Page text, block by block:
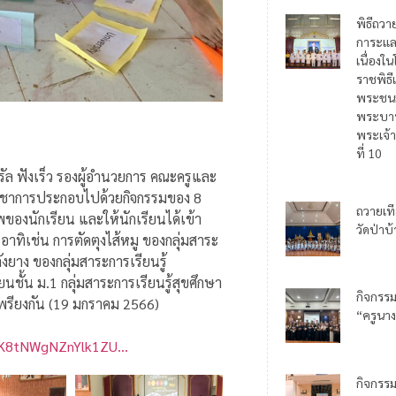
ฟังเร็ว รองผู้อำนวยการ คณะครูและ
การประกอบไปด้วยกิจกรรมของ 8
องนักเรียน และให้นักเรียนได้เข้า
าทิเช่น การตัดตุงไส้หมู ของกลุ่มสาระ
าง ของกลุ่มสาระการเรียนรู้
ชั้น ม.1 กลุ่มสาระการเรียนรู้สุขศึกษา
ยงกัน (19 มกราคม 2566)
พิธีถวา
การะแ
เนื่องใ
ราชพิธี
พระช
พระบา
พระเจ้
ที่ 10
ถวายเ
วัดป่าบ้
กิจกรร
“ครูนา
กิจกรร